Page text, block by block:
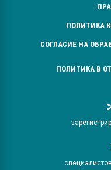
ПОЛИТИКА
СОГЛАСИЕ НА
ПОЛИТИКА В